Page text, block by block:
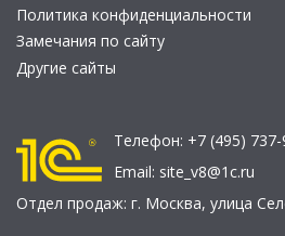
Политика конфиденциальности
Замечания по сайту
Другие сайты
Телефон: +7 (495)
Email: site_v8@1c.ru
Отдел продаж: г. Москва, улица